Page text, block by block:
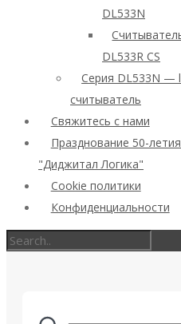
DL533N
DL533R CS
Серия DL533N —
считыватель
Свяжитесь с нами
Празднование 50-
"Диджитал Логика"
Cookie политики
Конфиденциальности